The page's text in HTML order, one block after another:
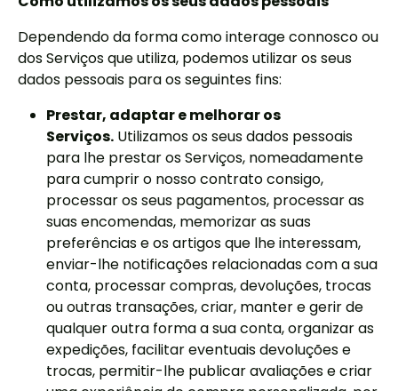
Dependendo da forma como interage connosco ou
dos Serviços que utiliza, podemos utilizar os seus
dados pessoais para os seguintes fins:
Prestar, adaptar e melhorar os
Serviços. Utilizamos os seus dados pessoais
para lhe prestar os Serviços, nomeadamente
para cumprir o nosso contrato consigo,
processar os seus pagamentos, processar as
suas encomendas, memorizar as suas
preferências e os artigos que lhe interessam,
enviar-lhe notificações relacionadas com a sua
conta, processar compras, devoluções, trocas
ou outras transações, criar, manter e gerir de
qualquer outra forma a sua conta, organizar as
expedições, facilitar eventuais devoluções e
trocas, permitir-lhe publicar avaliações e criar